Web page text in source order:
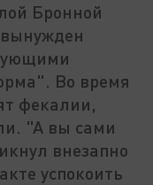
Бронной
Во время
фекалии,
"А вы сами
внезапно
успокоить